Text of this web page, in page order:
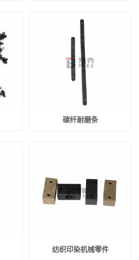
碳纤耐磨条
纺织印染机械零件